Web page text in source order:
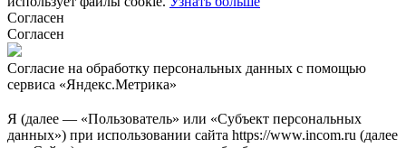
Согласен
Согласен
Согласие на обработку персональных данных с помощью
сервиса «Яндекс.Метрика»
Я (далее — «Пользователь» или «Субъект персональных
данных») при использовании сайта https://www.incom.ru (далее